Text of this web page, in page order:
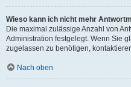
Wieso kann ich nicht mehr
Die maximal zulässige Anzahl von
Administration festgelegt. Wenn Sie
zugelassen zu benötigen,
Nach oben